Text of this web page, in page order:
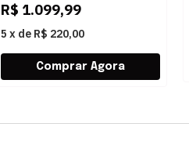
R$ 1.099,99
5 x de R$ 220,00